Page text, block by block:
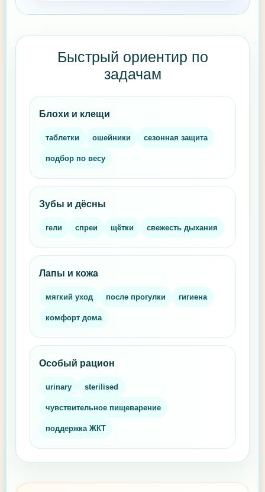
Быстрый ориентир по
задачам
Блохи и клещи
таблетки ошейники сезонная защита
подбор по весу
Зубы и дёсны
гели спреи щётки свежесть дыхания
Лапы и кожа
мягкий уход после прогулки гигиена
комфорт дома
Особый рацион
urinary sterilised
чувствительное пищеварение
поддержка ЖКТ